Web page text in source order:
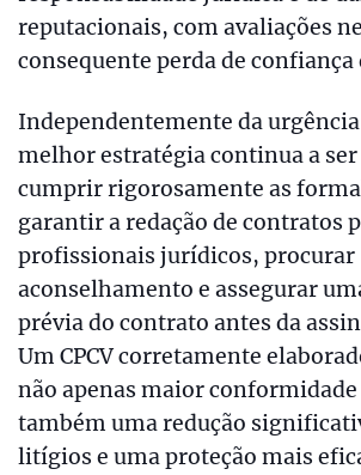
reputacionais, com avaliações
consequente perda de confiança
Independentemente da
melhor estratégia continua a ser
cumprir rigorosamente as
garantir a redação de contratos
profissionais jurídicos, procurar
aconselhamento e assegurar
prévia do contrato antes da
Um CPCV corretamente
não apenas maior
também uma redução
litígios e uma proteção mais